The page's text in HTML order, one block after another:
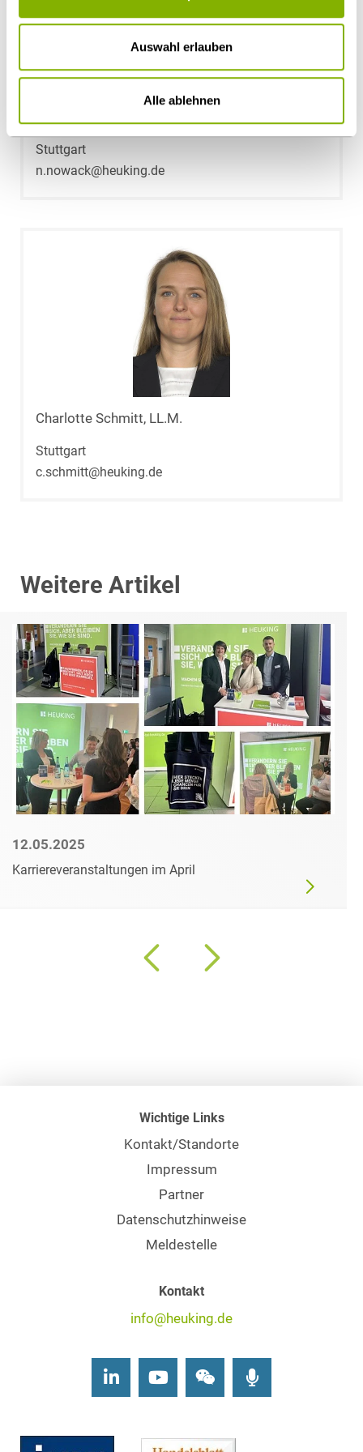
Auswahl erlauben
Alle ablehnen
Stuttgart
n.nowack@heuking.de
Charlotte Schmitt, LL.M.
Stuttgart
c.schmitt@heuking.de
Weitere Artikel
12.05.2025
Karriereveranstaltungen im April
Wichtige Links
Kontakt/Standorte
Impressum
Partner
Datenschutzhinweise
Meldestelle
Kontakt
info@heuking.de
LinkedInYoutubeWechat